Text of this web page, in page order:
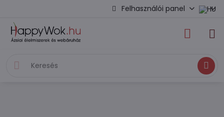
Felhasználói panel
Keresés